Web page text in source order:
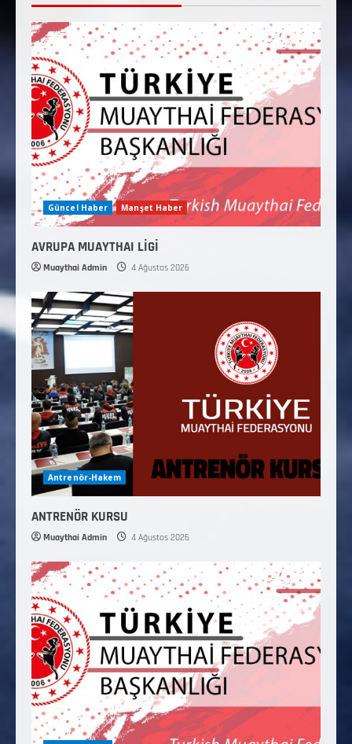
Güncel Haber Manşet Haber
AVRUPA MUAYTHAI LİGİ
Muaythai Admin 4 Ağustos 2026
Antrenör-Hakem
ANTRENÖR KURSU
Muaythai Admin 4 Ağustos 2026